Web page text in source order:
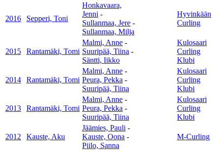
2016 Sepperi, Toni
Honkavaara,
Jenni -
Sullanmaa, Jere -
Sullanmaa, Milja
Hyvinkään
Curling
2015 Rantamäki, Tomi
Malmi, Anne -
Suuripää, Tiina -
Säntti, Iikko
Kulosaari
Curling
Klubi
2014 Rantamäki, Tomi
Malmi, Anne -
Peura, Pekka -
Suuripää, Tiina
Kulosaari
Curling
Klubi
2013 Rantamäki, Tomi
Malmi, Anne -
Peura, Pekka -
Suuripää, Tiina
Kulosaari
Curling
Klubi
2012 Kauste, Aku
Jäämies, Pauli -
Kauste, Oona -
Piilo, Sanna
M-Curling